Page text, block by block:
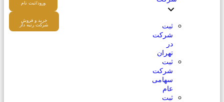
ثبت
شرکت
در
تهران
ثبت
شرکت
سهامی
عام
ثبت
ورود/ثبت نام
خرید و فروش
شرکت رتبه دار